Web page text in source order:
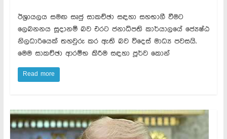
ඊශ්‍රායලය සමඟ සෘජු සාකච්ඡා සඳහා සහභාගී වීමට
ලෙබනනය සූදානම් බව එරට ජනාධිපති කාර්යාලයේ ජ්‍යෙෂ්ඨ
නිලධාරියෙක් තහවුරු කර ඇති බව විදෙස් මාධ්‍ය පවසයි.
මෙම සාකච්ඡා ආරම්භ කිරීම සඳහා පූර්ව කොන්
Read more